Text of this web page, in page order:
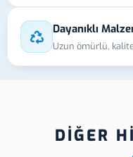
Dayanıklı
Uzun ömürlü,
DİĞER